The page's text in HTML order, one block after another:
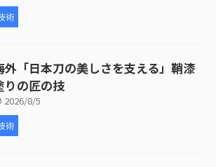
術
外「日本刀の美しさを支える」鞘漆
りの匠の技
2026/8/5
術